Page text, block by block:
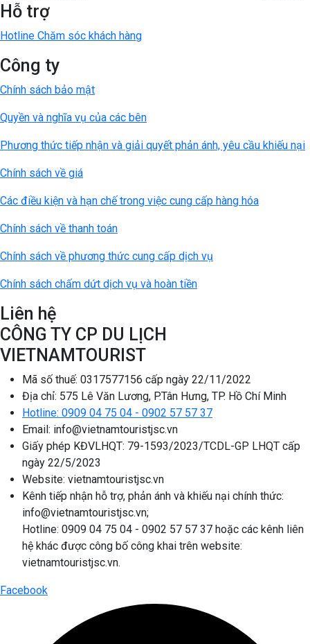
Hỗ trợ
Hotline Chăm sóc khách hàng
Công ty
Chính sách bảo mật
Quyền và nghĩa vụ của các bên
Phương thức tiếp nhận và giải quyết phản ánh, yêu cầu khiếu nại
Chính sách về giá
Các điều kiện và hạn chế trong việc cung cấp hàng hóa
Chính sách về thanh toán
Chính sách về phương thức cung cấp dịch vụ
Chính sách chấm dứt dịch vụ và hoàn tiền
Liên hệ
CÔNG TY CP DU LỊCH
VIETNAMTOURIST
Mã số thuế: 0317577156 cấp ngày 22/11/2022
Địa chỉ: 575 Lê Văn Lương, P.Tân Hưng, TP. Hồ Chí Minh
Hotline: 0909 04 75 04 - 0902 57 57 37
Email: info@vietnamtouristjsc.vn
Giấy phép KĐVLHQT: 79-1593/2023/TCDL-GP LHQT cấp
ngày 22/5/2023
Website: vietnamtouristjsc.vn
Kênh tiếp nhận hỗ trợ, phản ánh và khiếu nại chính thức:
info@vietnamtouristjsc.vn;
Hotline: 0909 04 75 04 - 0902 57 57 37 hoặc các kênh liên
hệ khác được công bố công khai trên website:
vietnamtouristjsc.vn.
Facebook